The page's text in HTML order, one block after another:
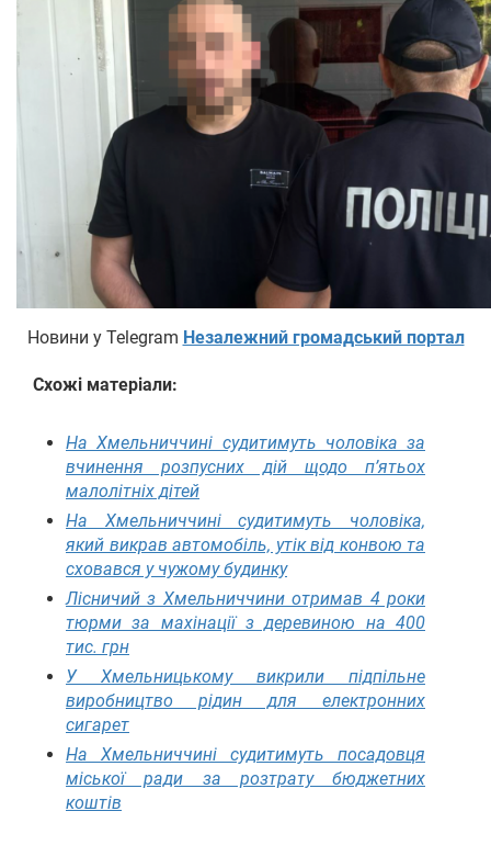
Новини у Telegram Незалежний громадський портал
Схожі матеріали:
На Хмельниччині судитимуть чоловіка за
вчинення розпусних дій щодо п’ятьох
малолітніх дітей
На Хмельниччині судитимуть чоловіка,
який викрав автомобіль, утік від конвою та
сховався у чужому будинку
Лісничий з Хмельниччини отримав 4 роки
тюрми за махінації з деревиною на 400
тис. грн
У Хмельницькому викрили підпільне
виробництво рідин для електронних
сигарет
На Хмельниччині судитимуть посадовця
міської ради за розтрату бюджетних
коштів